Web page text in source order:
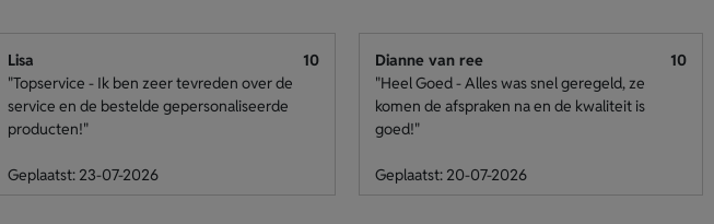
Lisa
10
"Topservice - Ik ben zeer tevreden over de
service en de bestelde gepersonaliseerde
producten!"
Geplaatst: 23-07-2026
Dianne van ree
10
"Heel Goed - Alles was snel geregeld, ze
komen de afspraken na en de kwaliteit is
goed!"
Geplaatst: 20-07-2026